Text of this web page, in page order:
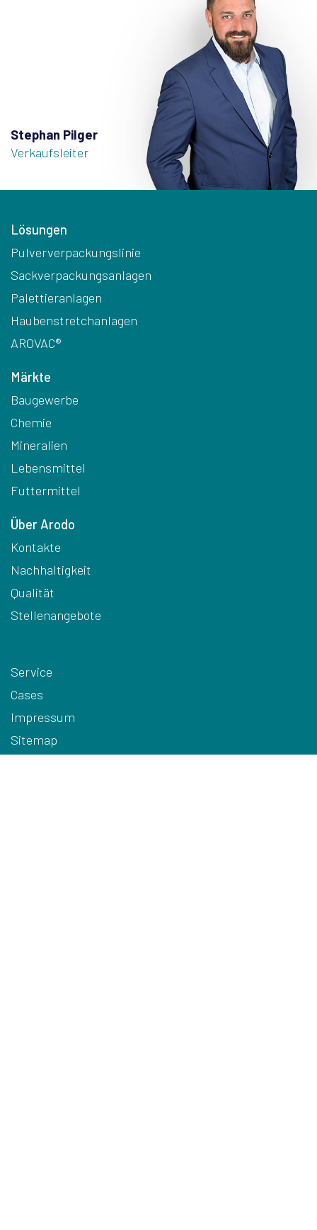
Stephan Pilger
Verkaufsleiter
Lösungen
Pulververpackungslinie
Sackverpackungsanlagen
Palettieranlagen
Haubenstretchanlagen
AROVAC®
Märkte
Baugewerbe
Chemie
Mineralien
Lebensmittel
Futtermittel
Über Arodo
Kontakte
Nachhaltigkeit
Qualität
Stellenangebote
Service
Cases
Impressum
Sitemap